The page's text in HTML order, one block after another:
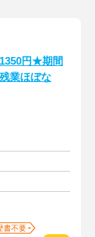
円★期間
業ほぼな
書不要